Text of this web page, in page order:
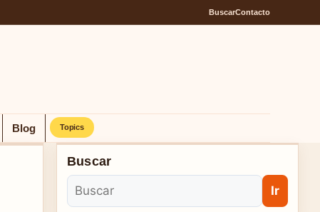
BuscarContacto
Blog Topics
Buscar
Ir